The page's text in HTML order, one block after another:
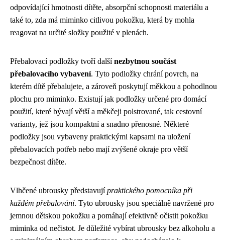
odpovídající hmotnosti dítěte, absorpční schopnosti materiálu a
také to, zda má miminko citlivou pokožku, která by mohla
reagovat na určité složky použité v plenách.
Přebalovací podložky tvoří dalšínezbytnou součást
přebalovacího vybavení. Tyto podložky chrání povrch, na
kterém dítě přebalujete, a zároveň poskytují měkkou a pohodlnou
plochu pro miminko. Existují jak podložky určené pro domácí
použití, které bývají větší a měkčeji polstrované, tak cestovní
varianty, jež jsou kompaktní a snadno přenosné. Některé
podložky jsou vybaveny praktickými kapsami na uložení
přebalovacích potřeb nebo mají zvýšené okraje pro větší
bezpečnost dítěte.
Vlhčené ubrousky představujípraktického pomocníka při
každém přebalování. Tyto ubrousky jsou speciálně navržené pro
jemnou dětskou pokožku a pomáhají efektivně očistit pokožku
miminka od nečistot. Je důležité vybírat ubrousky bez alkoholu a